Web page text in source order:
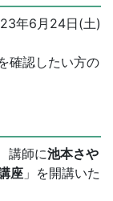
年6月24日(土)
確認したい方の
講師に池本さや
座 」を開講いた